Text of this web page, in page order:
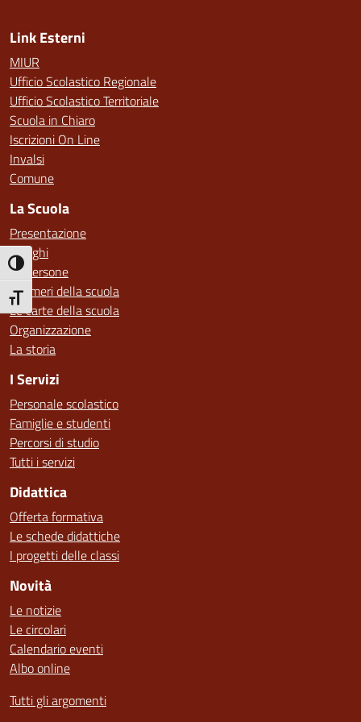
Attiva/disattiva alto contrasto
Attiva/disattiva dimensione testo
Link Esterni
MIUR
Ufficio Scolastico Regionale
Ufficio Scolastico Territoriale
Scuola in Chiaro
Iscrizioni On Line
Invalsi
Comune
La Scuola
Presentazione
I luoghi
Le persone
I numeri della scuola
Le carte della scuola
Organizzazione
La storia
I Servizi
Personale scolastico
Famiglie e studenti
Percorsi di studio
Tutti i servizi
Didattica
Offerta formativa
Le schede didattiche
I progetti delle classi
Novità
Le notizie
Le circolari
Calendario eventi
Albo online
Tutti gli argomenti